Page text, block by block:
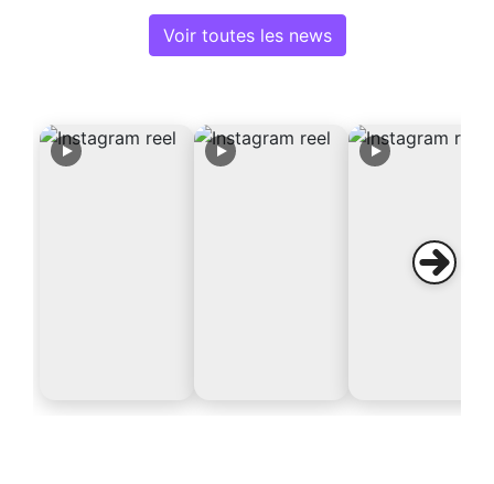
Voir toutes les news